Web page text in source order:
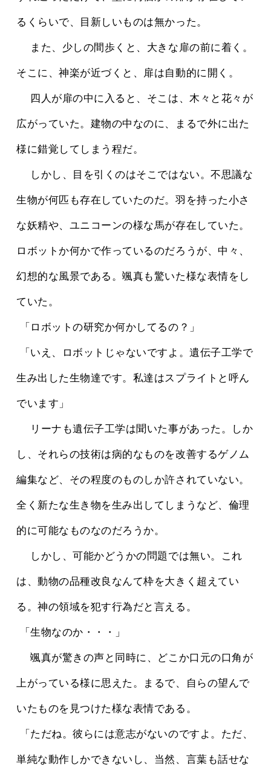
るくらいで、目新しいものは無かった。
そこに、神楽が近づくと、扉は自動的に開く。
広がっていた。建物の中なのに、まるで外に出た
様に錯覚してしまう程だ。
生物が何匹も存在していたのだ。羽を持った小さ
な妖精や、ユニコーンの様な馬が存在していた。
ロボットか何かで作っているのだろうが、中々、
幻想的な風景である。颯真も驚いた様な表情をし
ていた。
「ロボットの研究か何かしてるの？」
生み出した生物達です。私達はスプライトと呼ん
でいます」
し、それらの技術は病的なものを改善するゲノム
編集など、その程度のものしか許されていない。
全く新たな生き物を生み出してしまうなど、倫理
的に可能なものなのだろうか。
は、動物の品種改良なんて枠を大きく超えてい
る。神の領域を犯す行為だと言える。
「生物なのか・・・」
上がっている様に思えた。まるで、自らの望んで
いたものを見つけた様な表情である。
単純な動作しかできないし、当然、言葉も話せな